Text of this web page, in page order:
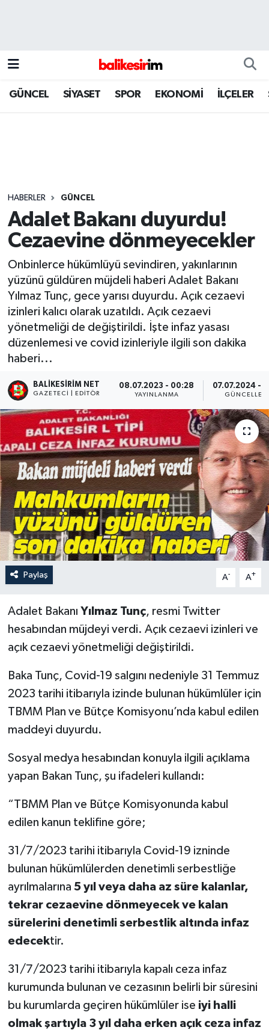
GÜNCEL SİYASET SPOR EKONOMİ İLÇELER
HABERLER GÜNCEL
Adalet Bakanı duyurdu!
Cezaevine dönmeyecekler
Onbinlerce hükümlüyü sevindiren, yakınlarının
yüzünü güldüren müjdeli haberi Adalet Bakanı
Yılmaz Tunç, gece yarısı duyurdu. Açık cezaevi
izinleri kalıcı olarak uzatıldı. Açık cezaevi
yönetmeliği de değiştirildi. İşte infaz yasası
düzenlemesi ve covid izinleriyle ilgili son dakika
haberi...
BALIKESIRIM NET
GAZETECI | EDITÖR
08.07.2023 - 00:28
YAYINLANMA
07.07.2024 -
Paylaş A- A+
Adalet Bakanı Yılmaz Tunç, resmi Twitter
hesabından müjdeyi verdi. Açık cezaevi izinleri ve
açık cezaevi yönetmeliği değiştirildi.
Baka Tunç, Covid-19 salgını nedeniyle 31 Temmuz
2023 tarihi itibarıyla izinde bulunan hükümlüler için
TBMM Plan ve Bütçe Komisyonu’nda kabul edilen
maddeyi duyurdu.
Sosyal medya hesabından konuyla ilgili açıklama
yapan Bakan Tunç, şu ifadeleri kullandı:
“TBMM Plan ve Bütçe Komisyonunda kabul
edilen kanun teklifine göre;
31/7/2023 tarihi itibarıyla Covid-19 izninde
bulunan hükümlülerden denetimli serbestliğe
ayrılmalarına 5 yıl veya daha az süre kalanlar,
tekrar cezaevine dönmeyecek ve kalan
sürelerini denetimli serbestlik altında infaz
edecektir.
31/7/2023 tarihi itibarıyla kapalı ceza infaz
kurumunda bulunan ve cezasının belirli bir süresini
bu kurumlarda geçiren hükümlüler ise iyi halli
olmak şartıyla 3 yıl daha erken açık ceza infaz